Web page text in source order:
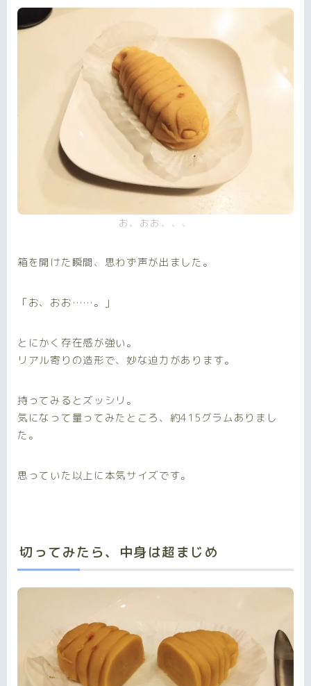
お、おお、、、
箱を開けた瞬間、思わず声が出ました。
「お、おお……。」
とにかく存在感が強い。
リアル寄りの造形で、妙な迫力があります。
持ってみるとズッシリ。
気になって量ってみたところ、約415グラムありまし
た。
思っていた以上に本気サイズです。
切ってみたら、中身は超まじめ